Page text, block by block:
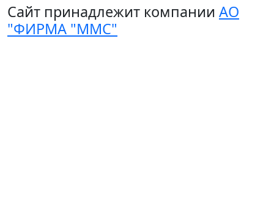
Сайт принадлежит компании АО
"ФИРМА "ММС"